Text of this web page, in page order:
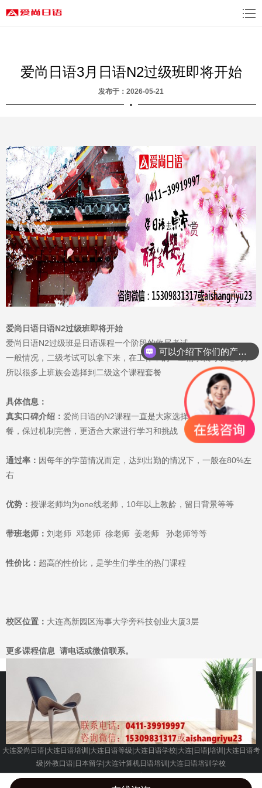
爱尚日语3月日语N2过级班即将开始
发布于：2026-05-21
爱尚日语日语N2过级班即将开始
爱尚日语N2过级班是日语课程一个阶段的收尾考试
一般情况，二级考试可以拿下来，在工作中的一些需求就可以达到了
所以很多上班族会选择到二级这个课程套餐
具体信息：
真实口碑介绍： 爱尚日语的N2课程一直是大家选择比较多的课程套
餐，保过机制完善，更适合大家进行学习和挑战
通过率： 因每年的学苗情况而定，达到出勤的情况下，一般在80%左
右
优势： 授课老师均为one线老师，10年以上教龄，留日背景等等
带班老师： 刘老师 邓老师 徐老师 姜老师 孙老师等等
性价比： 超高的性价比，是学生们学生的热门课程
校区位置： 大连高新园区海事大学旁科技创业大厦3层
更多课程信息 请电话或微信联系。
大连爱尚日语|大连日语培训|大连日语等级|大连日语学校|大连|日语|培训|大连日语考
级|外教口语|日本留学|大连计算机日语培训|大连日语培训学校
版权所有 © 2010-2017 大连高新园区爱尚教育科技培训学校辽ICP备14014403号-5
可以介绍下你们的产品么？